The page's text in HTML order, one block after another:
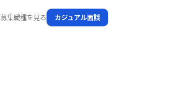
募集職種を見る カジュアル面談